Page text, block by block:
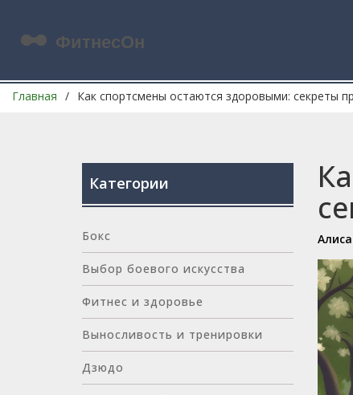
Главная Как спортсмены остаются здоровыми: секреты
Категории
Бокс
Выбор боевого искусства
Фитнес и здоровье
Выносливость и тренировки
Дзюдо